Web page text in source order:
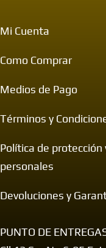
Mi Cuenta
Como Comprar
Medios de Pago
Términos y
Política de
personales
Devoluciones y
PUNTO DE